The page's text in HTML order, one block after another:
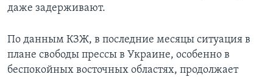
даже задерживают.
По данным КЗЖ, в последние месяцы ситуация в
плане свободы прессы в Украине, особенно в
беспокойных восточных областях, продолжает